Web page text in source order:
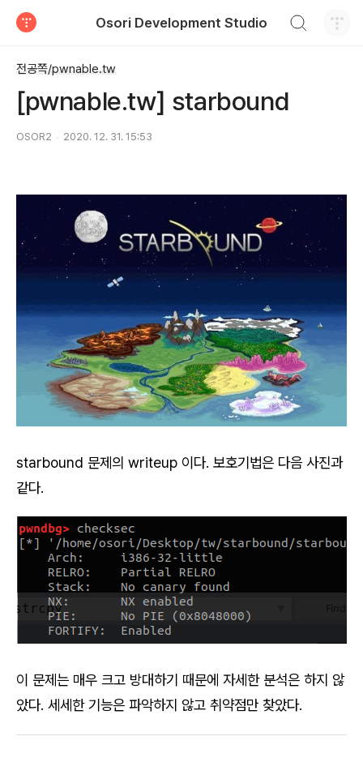
Osori Development Studio
전공쪽/pwnable.tw
[pwnable.tw] starbound
OSOR2 2020. 12. 31. 15:53
starbound 문제의 writeup 이다. 보호기법은 다음 사진과
같다.
이 문제는 매우 크고 방대하기 때문에 자세한 분석은 하지 않
았다. 세세한 기능은 파악하지 않고 취약점만 찾았다.